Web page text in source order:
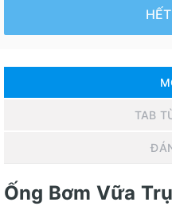
TAB
Ống Bơm Vữa